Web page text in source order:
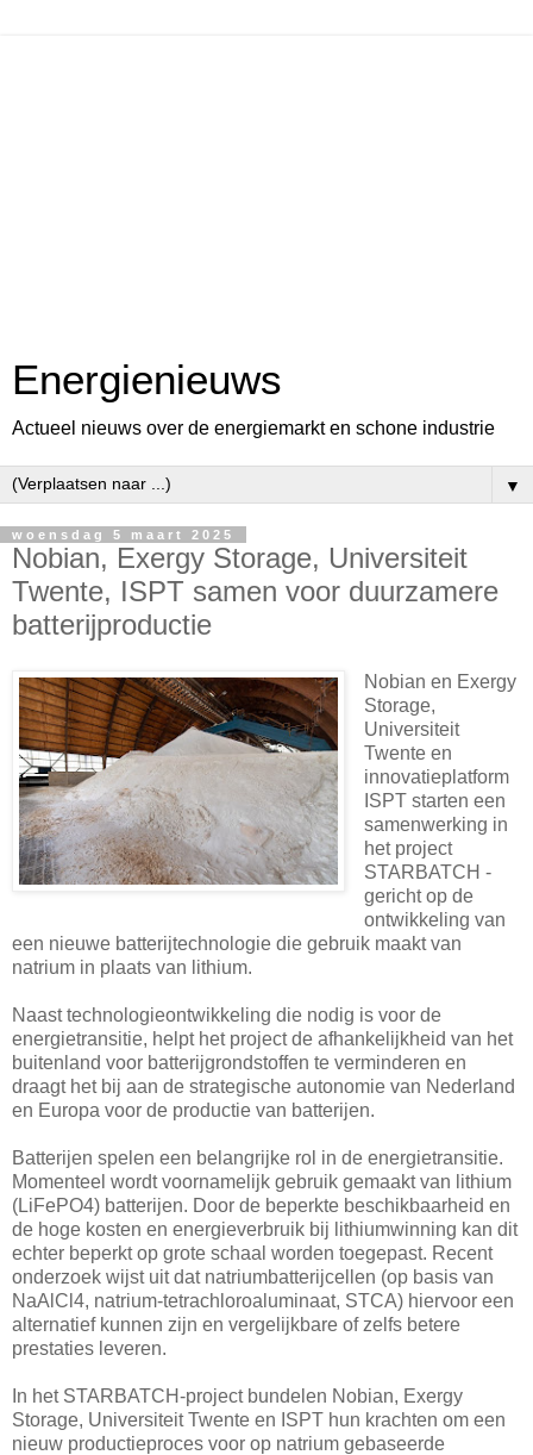
Energienieuws
Actueel nieuws over de energiemarkt en schone industrie
▼
woensdag 5 maart 2025
Nobian, Exergy Storage, Universiteit
Twente, ISPT samen voor duurzamere
batterijproductie
Nobian en Exergy
Storage,
Universiteit
Twente en
innovatieplatform
ISPT starten een
samenwerking in
het project
STARBATCH -
gericht op de
ontwikkeling van
een nieuwe batterijtechnologie die gebruik maakt van
natrium in plaats van lithium.
Naast technologieontwikkeling die nodig is voor de
energietransitie, helpt het project de afhankelijkheid van het
buitenland voor batterijgrondstoffen te verminderen en
draagt het bij aan de strategische autonomie van Nederland
en Europa voor de productie van batterijen.
Batterijen spelen een belangrijke rol in de energietransitie.
Momenteel wordt voornamelijk gebruik gemaakt van lithium
(LiFePO4) batterijen. Door de beperkte beschikbaarheid en
de hoge kosten en energieverbruik bij lithiumwinning kan dit
echter beperkt op grote schaal worden toegepast. Recent
onderzoek wijst uit dat natriumbatterijcellen (op basis van
NaAlCl4, natrium-tetrachloroaluminaat, STCA) hiervoor een
alternatief kunnen zijn en vergelijkbare of zelfs betere
prestaties leveren.
In het STARBATCH-project bundelen Nobian, Exergy
Storage, Universiteit Twente en ISPT hun krachten om een
nieuw productieproces voor op natrium gebaseerde